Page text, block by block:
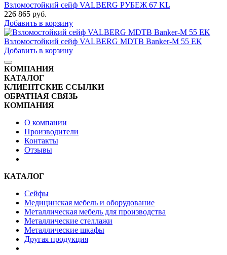
Взломостойкий сейф VALBERG РУБЕЖ 67 KL
226 865 руб.
Добавить в корзину
Взломостойкий сейф VALBERG MDTB Banker-M 55 EK
Добавить в корзину
КОМПАНИЯ
КАТАЛОГ
КЛИЕНТСКИЕ ССЫЛКИ
ОБРАТНАЯ СВЯЗЬ
КОМПАНИЯ
О компании
Производители
Контакты
Отзывы
КАТАЛОГ
Сейфы
Медицинская мебель и оборудование
Металлическая мебель для производства
Металлические стеллажи
Металлические шкафы
Другая продукция